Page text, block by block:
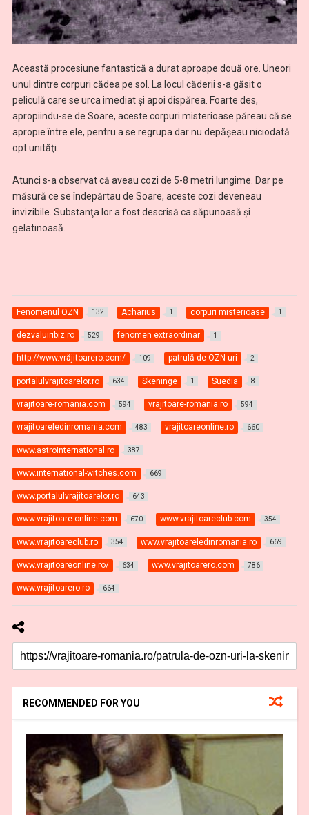
Această procesiune fantastică a durat aproape două ore. Uneori
unul dintre corpuri cădea pe sol. La locul căderii s-a găsit o
peliculă care se urca imediat şi apoi dispărea. Foarte des,
apropiindu-se de Soare, aceste corpuri misterioase păreau că se
apropie între ele, pentru a se regrupa dar nu depăşeau niciodată
opt unităţi.
Atunci s-a observat că aveau cozi de 5-8 metri lungime. Dar pe
măsură ce se îndepărtau de Soare, aceste cozi deveneau
invizibile. Substanţa lor a fost descrisă ca săpunoasă şi
gelatinoasă.
Fenomenul OZN 132 Acharius 1 corpuri misterioase 1
dezvaluiribiz.ro 529 fenomen extraordinar 1
http://www.vrăjitoarero.com/ 109 patrulă de OZN-uri 2
portalulvrajitoarelor.ro 634 Skeninge 1 Suedia 8
vrajitoare-romania.com 594 vrajitoare-romania.ro 594
vrajitoareledinromania.com 483 vrajitoareonline.ro 660
www.astrointernational.ro 387
www.international-witches.com 669
www.portalulvrajitoarelor.ro 643
www.vrajitoare-online.com 670 www.vrajitoareclub.com 354
www.vrajitoareclub.ro 354 www.vrajitoareledinromania.ro 669
www.vrajitoareonline.ro/ 634 www.vrajitoarero.com 786
www.vrajitoarero.ro 664
RECOMMENDED FOR YOU